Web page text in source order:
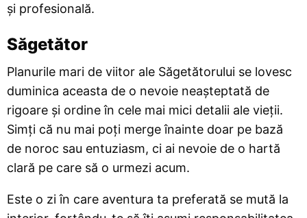
și profesională.
Săgetător
Planurile mari de viitor ale Săgetătorului se lovesc
duminica aceasta de o nevoie neașteptată de
rigoare și ordine în cele mai mici detalii ale vieții.
Simți că nu mai poți merge înainte doar pe bază
de noroc sau entuziasm, ci ai nevoie de o hartă
clară pe care să o urmezi acum.
Este o zi în care aventura ta preferată se mută la